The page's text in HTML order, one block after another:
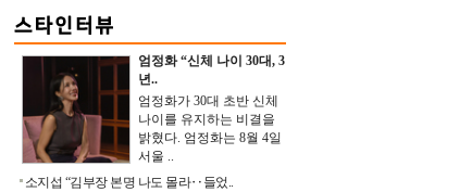
엄정화 “신체 나이 30대, 3
년..
엄정화가 30대 초반 신체
나이를 유지하는 비결을
밝혔다. 엄정화는 8월 4일
서울 ..
소지섭 “김부장 본명 나도 몰라‥들었..